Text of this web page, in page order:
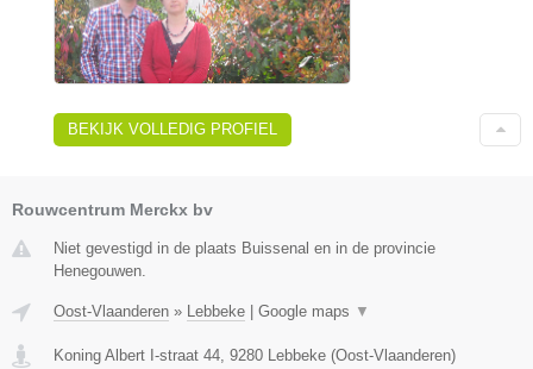
BEKIJK VOLLEDIG PROFIEL
Rouwcentrum Merckx bv
Niet gevestigd in de plaats Buissenal en in de provincie
Henegouwen.
Oost-Vlaanderen » Lebbeke | Google maps ▼
Koning Albert I-straat 44 9280 Lebbeke (Oost-Vlaanderen)